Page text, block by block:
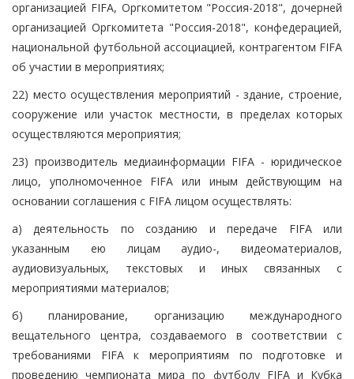
организацией FIFA, Оргкомитетом "Россия-2018", дочерней
организацией Оргкомитета "Россия-2018", конфедерацией,
национальной футбольной ассоциацией, контрагентом FIFA
об участии в мероприятиях;
22) место осуществления мероприятий - здание, строение,
сооружение или участок местности, в пределах которых
осуществляются мероприятия;
23) производитель медиаинформации FIFA - юридическое
лицо, уполномоченное FIFA или иным действующим на
основании соглашения с FIFA лицом осуществлять:
а) деятельность по созданию и передаче FIFA или
указанным ею лицам аудио-, видеоматериалов,
аудиовизуальных, текстовых и иных связанных с
мероприятиями материалов;
б) планирование, организацию международного
вещательного центра, создаваемого в соответствии с
требованиями FIFA к мероприятиям по подготовке и
проведению чемпионата мира по футболу FIFA и Кубка